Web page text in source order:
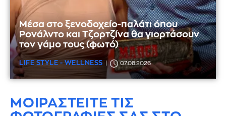
Μέσα στο ξενοδοχείο-παλάτι όπου
Ρονάλντο και Τζορτζίνα θα γιορτάσουν
τον γάμο τους (φωτό)
LIFE STYLE - WELLNESS 07.08.2026
ΜΟΙΡΑΣΤΕΙΤΕ ΤΙΣ